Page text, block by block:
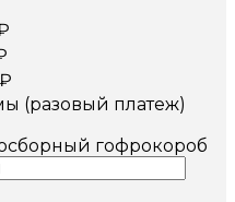
₽
(разовый платеж)
гофрокороб